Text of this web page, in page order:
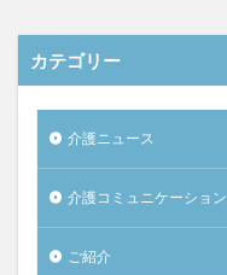
カテゴリー
介護ニュース
介護コミュニケーション
ご紹介